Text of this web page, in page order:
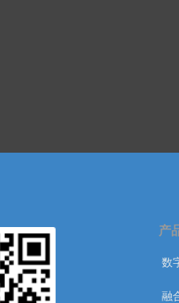
产
数
融